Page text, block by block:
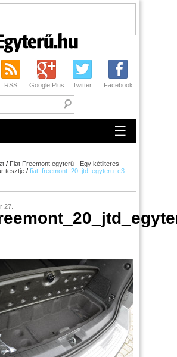
RSS Google Plus Twitter Facebook
☰
/ Fiat Freemont egyterű - Egy kétliteres
tesztje / fiat_freemont_20_jtd_egyteru_c3
27.